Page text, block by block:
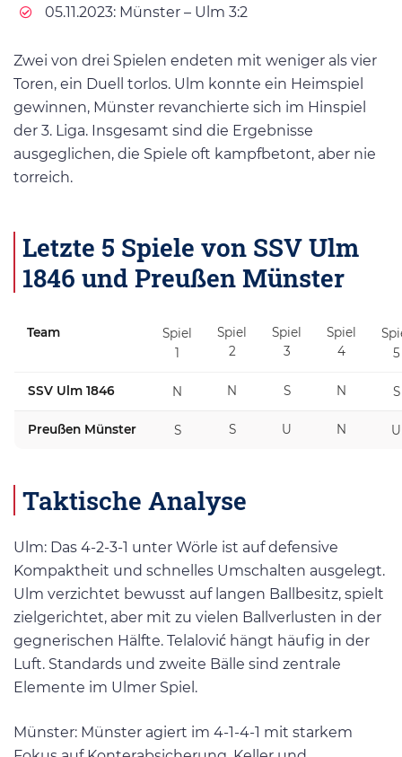
05.11.2023: Münster – Ulm 3:2
Zwei von drei Spielen endeten mit weniger als vier
Toren, ein Duell torlos. Ulm konnte ein Heimspiel
gewinnen, Münster revanchierte sich im Hinspiel
der 3. Liga. Insgesamt sind die Ergebnisse
ausgeglichen, die Spiele oft kampfbetont, aber nie
torreich.
Letzte 5 Spiele von SSV Ulm
1846 und Preußen Münster
Team
Spiel
1
Spiel
2
Spiel
3
Spiel
4
5
SSV Ulm 1846 N N S N S
Preußen Münster S S U N U
Taktische Analyse
Ulm: Das 4-2-3-1 unter Wörle ist auf defensive
Kompaktheit und schnelles Umschalten ausgelegt.
Ulm verzichtet bewusst auf langen Ballbesitz, spielt
zielgerichtet, aber mit zu vielen Ballverlusten in der
gegnerischen Hälfte. Telalović hängt häufig in der
Luft. Standards und zweite Bälle sind zentrale
Elemente im Ulmer Spiel.
Münster: Münster agiert im 4-1-4-1 mit starkem